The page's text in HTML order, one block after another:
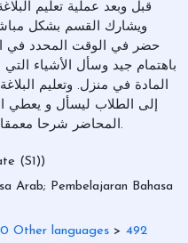
قبل وبعد عملية تعليم
ويشارك القسم بشكل
حضر في الوقت المحدد في
باهتمام جيد وسأل الأشياء
المادة في منزل. وتعليم
إلى الطلاب ليسأل و يعطي
المحاضر شرحا معمقا ويكرر المادة حتى يفهم الطلاب حقا.
(S1))
Arab; Pembelajaran Bahasa
Other languages > 492